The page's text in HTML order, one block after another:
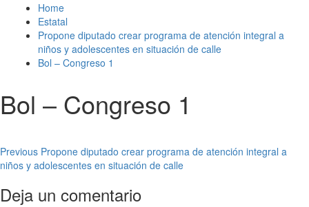
Home
Estatal
Propone diputado crear programa de atención integral a
niños y adolescentes en situación de calle
Bol – Congreso 1
Bol – Congreso 1
Post
navigation
Previous Propone diputado crear programa de atención integral a
niños y adolescentes en situación de calle
Deja un comentario